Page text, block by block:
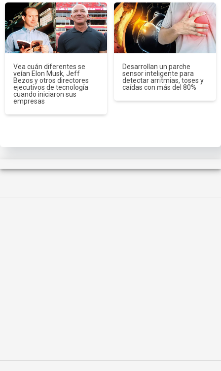
Vea cuán diferentes se
veían Elon Musk, Jeff
Bezos y otros directores
ejecutivos de tecnología
cuando iniciaron sus
empresas
Desarrollan un parche
sensor inteligente para
detectar arritmias, toses y
caídas con más del 80%